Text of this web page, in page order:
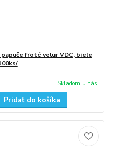
froté velur VDC, biele
Skladom u nás
Pridať do košíka